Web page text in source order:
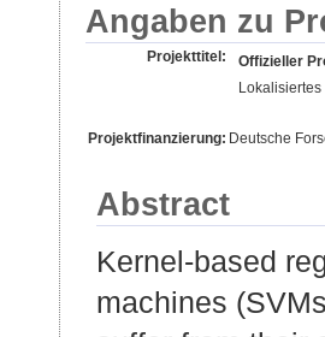
Angaben zu
Projekttitel:
Offizieller
Projektfinanzierung: Deutsche
Abstract
Kernel-based
machines